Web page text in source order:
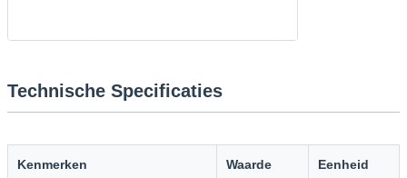
Technische Specificaties
Kenmerken Waarde Eenheid